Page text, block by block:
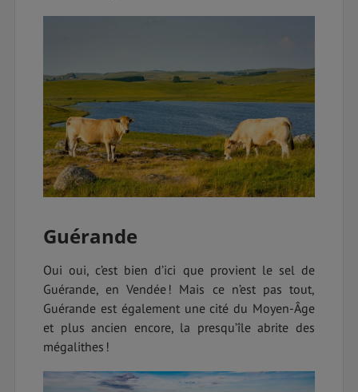
Guérande
Oui oui, c’est bien d’ici que provient le sel de
Guérande, en Vendée ! Mais ce n’est pas tout,
Guérande est également une cité du Moyen-Âge
et plus ancien encore, la presqu’île abrite des
mégalithes !